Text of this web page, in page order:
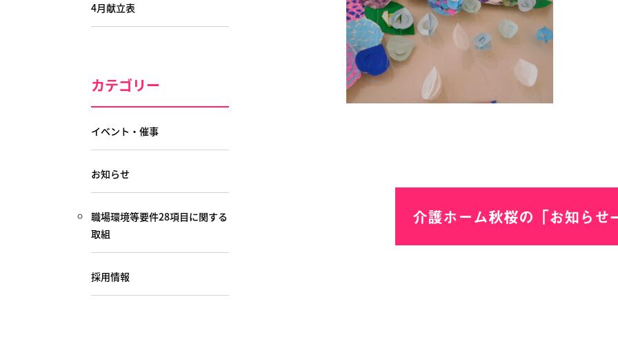
介護ホーム秋桜の「お知らせ
4月献立表
カテゴリー
イベント・催事
お知らせ
職場環境等要件28項目に関する
取組
採用情報